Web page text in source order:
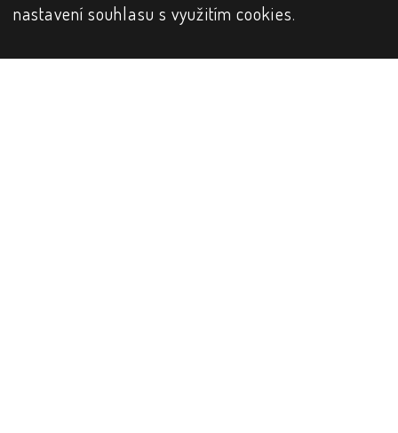
nastavení souhlasu s využitím cookies.